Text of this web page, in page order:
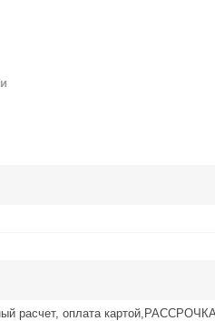
расчет, оплата картой,РАССРОЧКА